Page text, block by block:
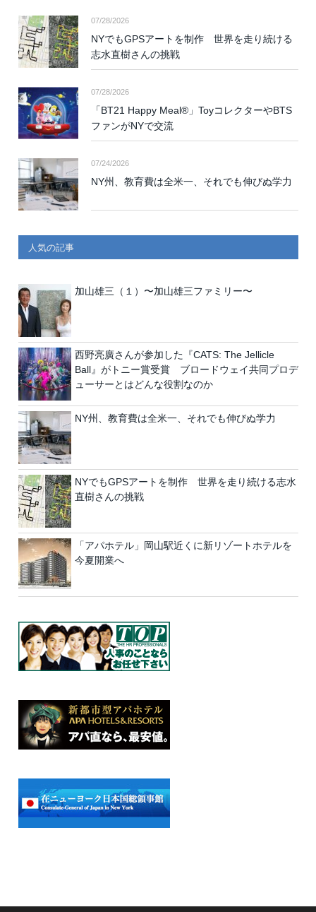
07/28/2026
NYでもGPSアートを制作 世界を走り続ける
志水直樹さんの挑戦
07/28/2026
「BT21 Happy Meal®」ToyコレクターやBTS
ファンがNYで交流
07/24/2026
NY州、教育費は全米一、それでも伸びぬ学力
人気の記事
加山雄三（１）〜加山雄三ファミリー〜
西野亮廣さんが参加した『CATS: The Jellicle
Ball』がトニー賞受賞 ブロードウェイ共同プロデ
ューサーとはどんな役割なのか
NY州、教育費は全米一、それでも伸びぬ学力
NYでもGPSアートを制作 世界を走り続ける志水
直樹さんの挑戦
「アパホテル」岡山駅近くに新リゾートホテルを
今夏開業へ